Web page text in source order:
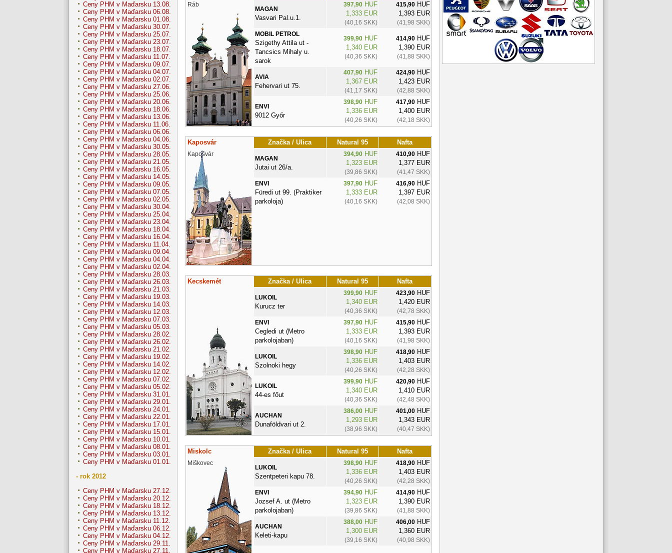
Ceny PHM v Maďarsku 13.08.
Ceny PHM v Maďarsku 06.08.
Ceny PHM v Maďarsku 01.08.
Ceny PHM v Maďarsku 30.07.
Ceny PHM v Maďarsku 25.07.
Ceny PHM v Maďarsku 23.07.
Ceny PHM v Maďarsku 18.07.
Ceny PHM v Maďarsku 11.07.
Ceny PHM v Maďarsku 09.07.
Ceny PHM v Maďarsku 04.07.
Ceny PHM v Maďarsku 02.07.
Ceny PHM v Maďarsku 27.06.
Ceny PHM v Maďarsku 25.06.
Ceny PHM v Maďarsku 20.06.
Ceny PHM v Maďarsku 18.06.
Ceny PHM v Maďarsku 13.06.
Ceny PHM v Maďarsku 11.06.
Ceny PHM v Maďarsku 06.06.
Ceny PHM v Maďarsku 04.06.
Ceny PHM v Maďarsku 30.05.
Ceny PHM v Maďarsku 28.05.
Ceny PHM v Maďarsku 21.05.
Ceny PHM v Maďarsku 16.05.
Ceny PHM v Maďarsku 14.05.
Ceny PHM v Maďarsku 09.05.
Ceny PHM v Maďarsku 07.05.
Ceny PHM v Maďarsku 02.05.
Ceny PHM v Maďarsku 30.04.
Ceny PHM v Maďarsku 25.04.
Ceny PHM v Maďarsku 23.04.
Ceny PHM v Maďarsku 18.04.
Ceny PHM v Maďarsku 16.04.
Ceny PHM v Maďarsku 11.04.
Ceny PHM v Maďarsku 09.04.
Ceny PHM v Maďarsku 04.04.
Ceny PHM v Maďarsku 02.04.
Ceny PHM v Maďarsku 28.03.
Ceny PHM v Maďarsku 26.03.
Ceny PHM v Maďarsku 21.03.
Ceny PHM v Maďarsku 19.03.
Ceny PHM v Maďarsku 14.03.
Ceny PHM v Maďarsku 12.03.
Ceny PHM v Maďarsku 07.03.
Ceny PHM v Maďarsku 05.03.
Ceny PHM v Maďarsku 28.02.
Ceny PHM v Maďarsku 26.02.
Ceny PHM v Maďarsku 21.02.
Ceny PHM v Maďarsku 19.02.
Ceny PHM v Maďarsku 14.02.
Ceny PHM v Maďarsku 12.02.
Ceny PHM v Maďarsku 07.02.
Ceny PHM v Maďarsku 05.02.
Ceny PHM v Maďarsku 31.01.
Ceny PHM v Maďarsku 29.01.
Ceny PHM v Maďarsku 24.01.
Ceny PHM v Maďarsku 22.01.
Ceny PHM v Maďarsku 17.01.
Ceny PHM v Maďarsku 15.01.
Ceny PHM v Maďarsku 10.01.
Ceny PHM v Maďarsku 08.01.
Ceny PHM v Maďarsku 03.01.
Ceny PHM v Maďarsku 01.01.
- rok 2012
Ceny PHM v Maďarsku 27.12.
Ceny PHM v Maďarsku 20.12.
Ceny PHM v Maďarsku 18.12.
Ceny PHM v Maďarsku 13.12.
Ceny PHM v Maďarsku 11.12.
Ceny PHM v Maďarsku 06.12.
Ceny PHM v Maďarsku 04.12.
Ceny PHM v Maďarsku 29.11.
Ceny PHM v Maďarsku 27.11.
Ráb
MAGAN
Vasvari Pal.u.1.
397,90HUF
1,333 EUR
(40,16 SKK)
415,90HUF
1,393 EUR
(41,98 SKK)
MOBIL PETROL
Szigethy Attila ut -
Tancsics Mihaly u.
sarok
399,90HUF
1,340 EUR
(40,36 SKK)
414,90HUF
1,390 EUR
(41,88 SKK)
AVIA
Fehervari ut 75.
407,90HUF
1,367 EUR
(41,17 SKK)
424,90HUF
1,423 EUR
(42,88 SKK)
ENVI
9012 Győr
398,90HUF
1,336 EUR
(40,26 SKK)
417,90HUF
1,400 EUR
(42,18 SKK)
Kaposvár Značka / Ulica Natural 95 Nafta
Kapošvár
MAGAN
Jutai ut 26/a.
394,90HUF
1,323 EUR
(39,86 SKK)
410,90HUF
1,377 EUR
(41,47 SKK)
ENVI
Füredi ut 99. (Praktiker
parkoloja)
397,90HUF
1,333 EUR
(40,16 SKK)
416,90HUF
1,397 EUR
(42,08 SKK)
Kecskemét Značka / Ulica Natural 95 Nafta
LUKOIL
Kurucz ter
399,90HUF
1,340 EUR
(40,36 SKK)
423,90HUF
1,420 EUR
(42,78 SKK)
ENVI
Cegledi ut (Metro
parkolojaban)
397,90HUF
1,333 EUR
(40,16 SKK)
415,90HUF
1,393 EUR
(41,98 SKK)
LUKOIL
Szolnoki hegy
398,90HUF
1,336 EUR
(40,26 SKK)
418,90HUF
1,403 EUR
(42,28 SKK)
LUKOIL
44-es főut
399,90HUF
1,340 EUR
(40,36 SKK)
420,90HUF
1,410 EUR
(42,48 SKK)
AUCHAN
Dunaföldvari ut 2.
386,00HUF
1,293 EUR
(38,96 SKK)
401,00HUF
1,343 EUR
(40,47 SKK)
Miskolc Značka / Ulica Natural 95 Nafta
Miškovec
LUKOIL
Szentpeteri kapu 78.
398,90HUF
1,336 EUR
(40,26 SKK)
418,90HUF
1,403 EUR
(42,28 SKK)
ENVI
Jozsef A. ut (Metro
parkolojaban)
394,90HUF
1,323 EUR
(39,86 SKK)
414,90HUF
1,390 EUR
(41,88 SKK)
AUCHAN
Keleti-kapu
388,00HUF
1,300 EUR
(39,16 SKK)
406,00HUF
1,360 EUR
(40,98 SKK)